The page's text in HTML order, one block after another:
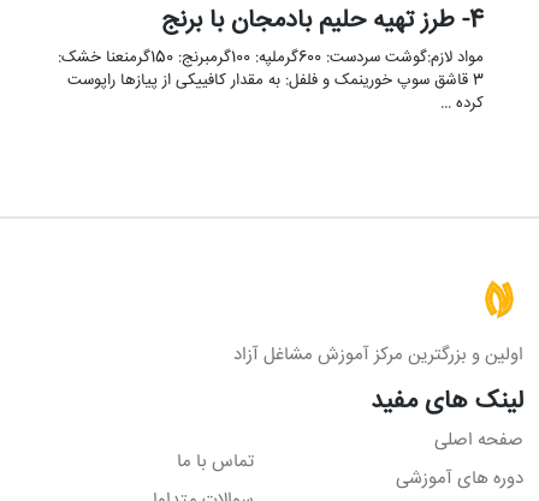
4- طرز تهیه حلیم بادمجان با برنج
مواد لازم:گوشت سردست: 600گرملپه: 100گرمبرنج: 150گرمنعنا خشک:
3 قاشق سوپ خورینمک و فلفل: به مقدار کافییکی از پیازها راپوست
کرده …
اولین و بزرگترین مرکز آموزش مشاغل آزاد
لینک های مفید
صفحه اصلی
دوره های آموزشی
تماس با ما